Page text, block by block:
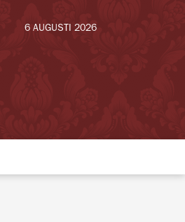
6 AUGUSTI 2026